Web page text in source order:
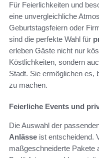
Für Feierlichkeiten und
eine unvergleichliche
Geburtstagsfeiern oder
sind die perfekte Wahl für
erleben Gäste nicht nur
Köstlichkeiten, sondern
Stadt. Sie ermöglichen es,
zu machen.
Feierliche Events und
Die Auswahl der
Anlässe ist entscheidend.
maßgeschneiderte Pakete